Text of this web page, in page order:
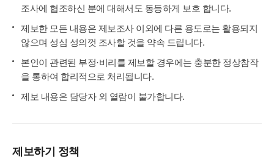
조사에 협조하신 분에 대해서도 동등하게 보호 합니다.
제보한 모든 내용은 제보조사 이외에 다른 용도로는 활용되지
않으며 성심 성의껏 조사할 것을 약속 드립니다.
본인이 관련된 부정·비리를 제보할 경우에는 충분한 정상참작
을 통하여 합리적으로 처리됩니다.
제보 내용은 담당자 외 열람이 불가합니다.
제보하기 정책